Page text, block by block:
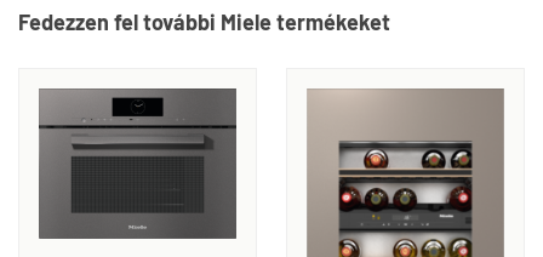
Fedezzen fel további Miele termékeket